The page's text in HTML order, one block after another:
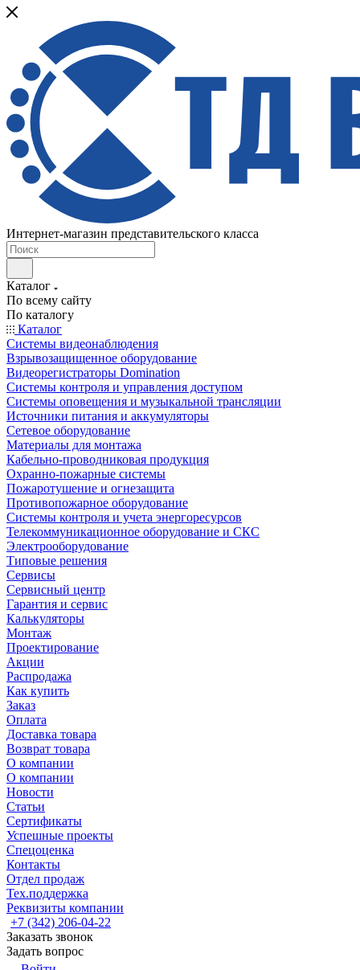
Интернет-магазин представительского класса
Каталог
По всему сайту
По каталогу
Каталог
Системы видеонаблюдения
Взрывозащищенное оборудование
Видеорегистраторы Domination
Системы контроля и управления доступом
Системы оповещения и музыкальной трансляции
Источники питания и аккумуляторы
Сетевое оборудование
Материалы для монтажа
Кабельно-проводниковая продукция
Охранно-пожарные системы
Пожаротушение и огнезащита
Противопожарное оборудование
Системы контроля и учета энергоресурсов
Телекоммуникационное оборудование и СКС
Электрооборудование
Типовые решения
Сервисы
Сервисный центр
Гарантия и сервис
Калькуляторы
Монтаж
Проектирование
Акции
Распродажа
Как купить
Заказ
Оплата
Доставка товара
Возврат товара
О компании
О компании
Новости
Статьи
Сертификаты
Успешные проекты
Спецоценка
Контакты
Отдел продаж
Тех.поддержка
Реквизиты компании
+7 (342) 206-04-22
Заказать звонок
Задать вопрос